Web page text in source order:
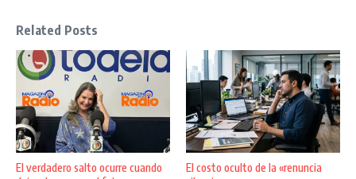
Related Posts
El verdadero salto ocurre cuando
El costo oculto de la «renuncia